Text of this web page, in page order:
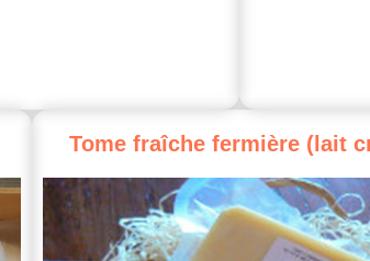
Tome fraîche fermière (lait